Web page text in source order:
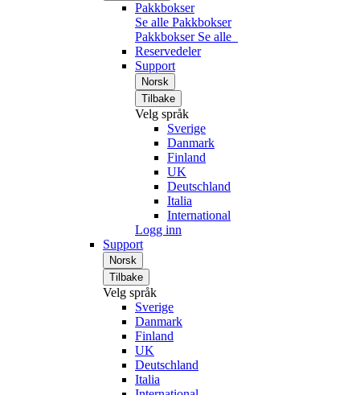
Pakkbokser
Se alle Pakkbokser
Pakkbokser Se alle
Reservedeler
Support
Norsk
Tilbake
Velg språk
Sverige
Danmark
Finland
UK
Deutschland
Italia
International
Logg inn
Support
Norsk
Tilbake
Velg språk
Sverige
Danmark
Finland
UK
Deutschland
Italia